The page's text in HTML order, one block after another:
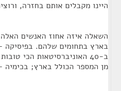
היינו מקבלים אותם בחזרה,
השאלה איזה אחוז האנשים האלה
בארץ בתחומים שלהם. בפיסיקה
מן המספר הכולל בארץ; בכימיה –